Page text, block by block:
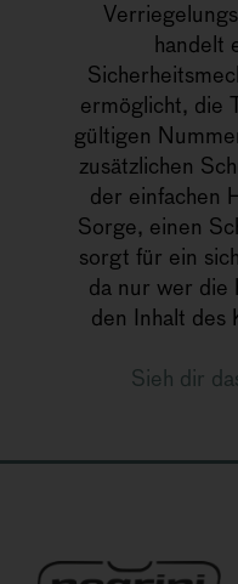
handelt
ermöglicht, die
gültigen
zusätzlichen
der einfachen
Sorge, einen
sorgt für ein
da nur wer die
den Inhalt des
Sieh dir